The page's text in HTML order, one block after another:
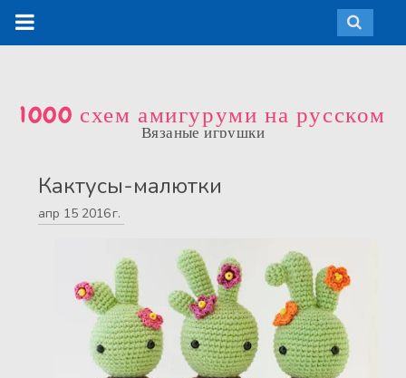
1000 схем амигуруми на русском
Вязаные игрушки
Кактусы-малютки
апр 15 2016 г.